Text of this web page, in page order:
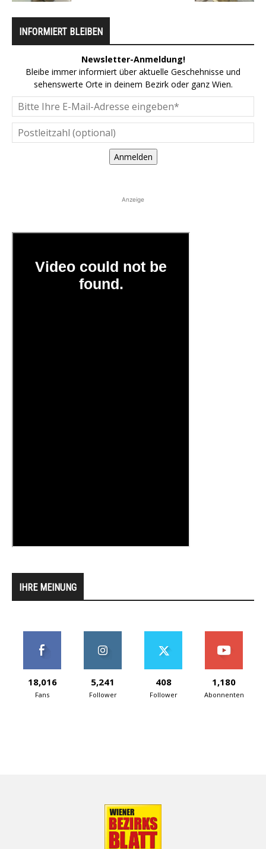
INFORMIERT BLEIBEN
Newsletter-Anmeldung!
Bleibe immer informiert über aktuelle Geschehnisse und
sehenswerte Orte in deinem Bezirk oder ganz Wien.
Anmelden
Anzeige
IHRE MEINUNG
18,016
Fans
5,241
Follower
408
Follower
1,180
Abonnenten